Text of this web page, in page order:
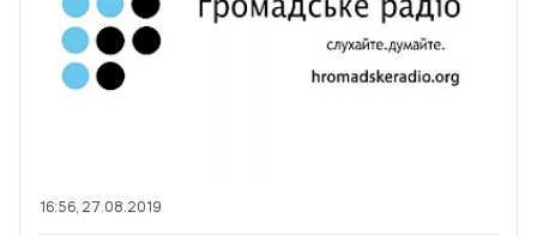
16:56, 27.08.2019